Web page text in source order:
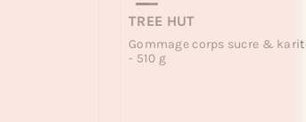
TREE HUT
Gommage corps sucre &
- 510 g